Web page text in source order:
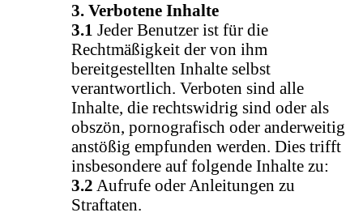
3. Verbotene Inhalte
3.1 Jeder Benutzer ist für die
Rechtmäßigkeit der von ihm
bereitgestellten Inhalte selbst
verantwortlich. Verboten sind alle
Inhalte, die rechtswidrig sind oder als
obszön, pornografisch oder anderweitig
anstößig empfunden werden. Dies trifft
insbesondere auf folgende Inhalte zu:
3.2 Aufrufe oder Anleitungen zu
Straftaten.